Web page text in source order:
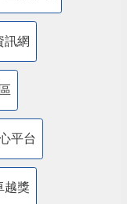
訊網
平台
越獎